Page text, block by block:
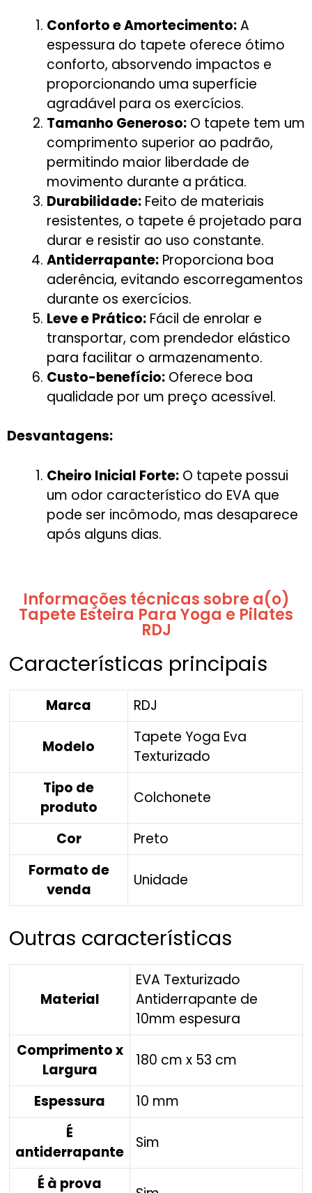
Conforto e Amortecimento:A
espessura do tapete oferece ótimo
conforto, absorvendo impactos e
proporcionando uma superfície
agradável para os exercícios.
Tamanho Generoso: O tapete tem um
comprimento superior ao padrão,
permitindo maior liberdade de
movimento durante a prática.
Durabilidade: Feito de materiais
resistentes, o tapete é projetado para
durar e resistir ao uso constante.
Antiderrapante: Proporciona boa
aderência, evitando escorregamentos
durante os exercícios.
Leve e Prático: Fácil de enrolar e
transportar, com prendedor elástico
para facilitar o armazenamento.
Custo-benefício: Oferece boa
qualidade por um preço acessível.
Desvantagens:
Cheiro Inicial Forte: O tapete possui
um odor característico do EVA que
pode ser incômodo, mas desaparece
após alguns dias.
Informações técnicas sobre a(o)
Tapete Esteira Para Yoga e Pilates
RDJ
Características principais
Marca RDJ
Modelo
Tapete Yoga Eva
Texturizado
Tipo de
produto
Colchonete
Cor
Preto
Formato de
venda
Unidade
Outras características
Material
EVA Texturizado
Antiderrapante de
10mm espesura
Comprimento x
Largura
180 cm x 53 cm
Espessura
10 mm
É
antiderrapante
Sim
É à prova